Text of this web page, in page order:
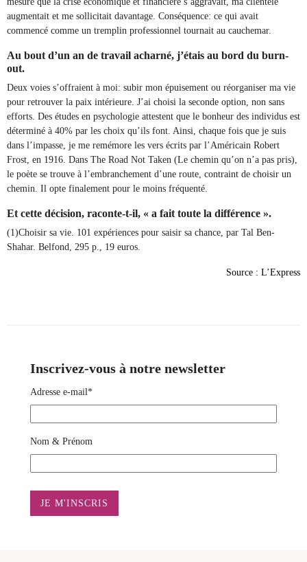
augmentait et me sollicitait davantage. Conséquence: ce qui avait
commencé comme un tremplin professionnel tournait au cauchemar.
Au bout d’un an de travail acharné, j’étais au bord du burn-
out.
Deux voies s’offraient à moi: subir mon épuisement ou réorganiser ma vie
pour retrouver la paix intérieure. J’ai choisi la seconde option, non sans
efforts. Des études en psychologie attestent que le bonheur des individus est
déterminé à 40% par les choix qu’ils font. Ainsi, chaque fois que je suis
dans l’impasse, je me remémore les vers écrits par l’Américain Robert
Frost, en 1916. Dans The Road Not Taken (Le chemin qu’on n’a pas pris),
le poète se trouve à l’embranchement d’une route, contraint de choisir un
chemin. Il opte finalement pour le moins fréquenté.
Et cette décision, raconte-t-il, « a fait toute la différence ».
(1)Choisir sa vie. 101 expériences pour saisir sa chance, par Tal Ben-
Shahar. Belfond, 295 p., 19 euros.
Source : L’Express
Inscrivez-vous à notre newsletter
Adresse e-mail*
Nom & Prénom